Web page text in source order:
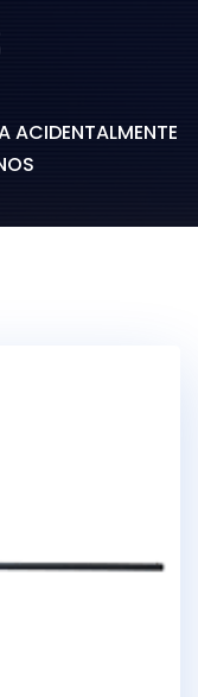
ACIDENTALMENTE